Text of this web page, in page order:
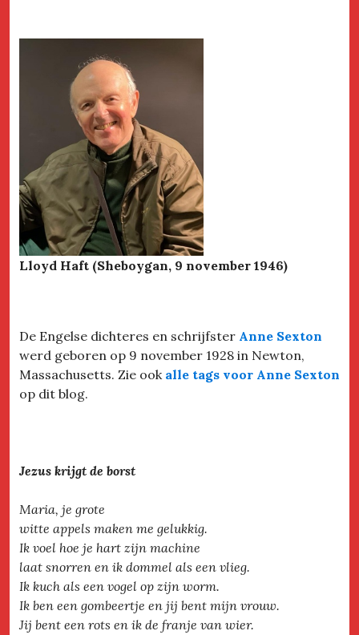
Lloyd Haft (Sheboygan, 9 november 1946)
De Engelse dichteres en schrijfster Anne Sexton
werd geboren op 9 november 1928 in Newton,
Massachusetts. Zie ook alle tags voor Anne Sexton
op dit blog.
Jezus krijgt de borst
Maria, je grote
witte appels maken me gelukkig.
Ik voel hoe je hart zijn machine
laat snorren en ik dommel als een vlieg.
Ik kuch als een vogel op zijn worm.
Ik ben een gombeertje en jij bent mijn vrouw.
Jij bent een rots en ik de franje van wier.